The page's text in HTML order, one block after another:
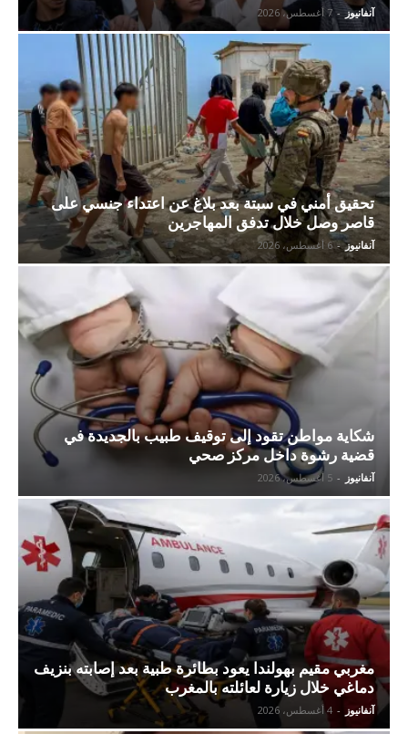
آنفانيوز - 7 أغسطس، 2026
تحقيق أمني في سبتة بعد بلاغ عن اعتداء جنسي على
قاصر وصل خلال تدفق المهاجرين
آنفانيوز - 6 أغسطس، 2026
شكاية مواطن تقود إلى توقيف طبيب بالجديدة في
قضية رشوة داخل مركز صحي
آنفانيوز - 5 أغسطس، 2026
مغربي مقيم بهولندا يعود بطائرة طبية بعد إصابته بنزيف
دماغي خلال زيارة لعائلته بالمغرب
آنفانيوز - 4 أغسطس، 2026